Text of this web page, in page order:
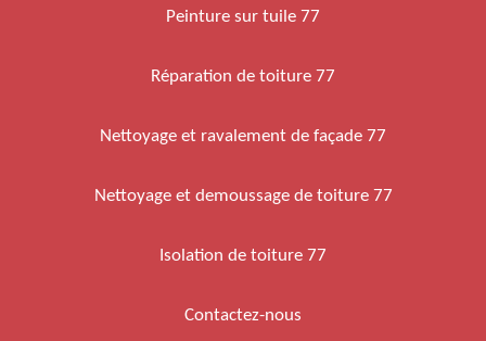
Peinture sur tuile 77
Réparation de toiture 77
Nettoyage et ravalement de façade 77
Nettoyage et demoussage de toiture 77
Isolation de toiture 77
Contactez-nous